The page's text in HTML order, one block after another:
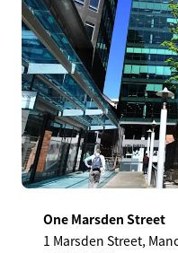
One Marsden Street
1 Marsden Street,